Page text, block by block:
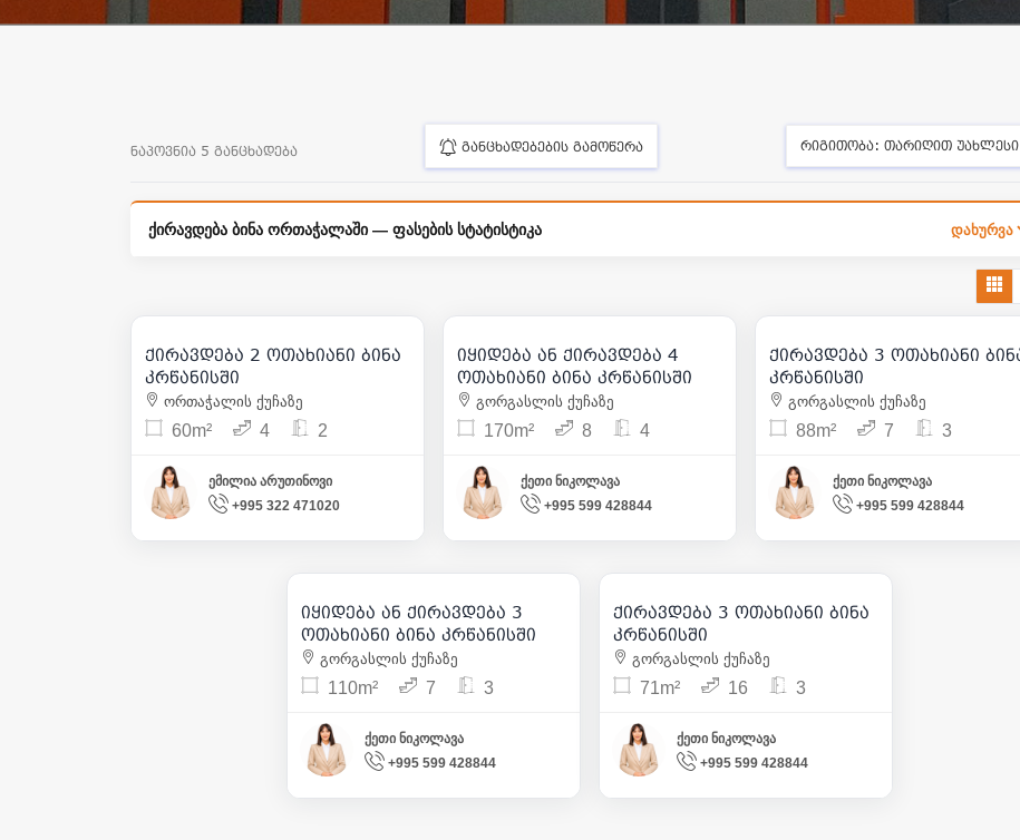
ნაპოვნია 5 განცხადება განცხადებების გამოწერა რიგითობა: თარიღით უახლესი
ქირავდება ბინა ორთაჭალაში — ფასების სტატისტიკა დახურვა
14
700 | m² 12
ქირავდება 2 ოთახიანი ბინა
კრწანისში
ორთაჭალის ქუჩაზე
60m² 4 2
ემილია არუთინოვი
+995 322 471020
29
2 000 | m² 12
იყიდება ან ქირავდება 4
ოთახიანი ბინა კრწანისში
გორგასლის ქუჩაზე
170m² 8 4
ქეთი ნიკოლავა
+995 599 428844
9
1 000 | m² 11
ქირავდება 3 ოთახიანი ბინა
კრწანისში
გორგასლის ქუჩაზე
88m² 7 3
ქეთი ნიკოლავა
+995 599 428844
13
900 | m² 8
250 000
იყიდება ან ქირავდება 3
ოთახიანი ბინა კრწანისში
გორგასლის ქუჩაზე
110m² 7 3
ქეთი ნიკოლავა
+995 599 428844
13
1 050 | m² 14
ქირავდება 3 ოთახიანი ბინა
კრწანისში
გორგასლის ქუჩაზე
71m² 16 3
ქეთი ნიკოლავა
+995 599 428844